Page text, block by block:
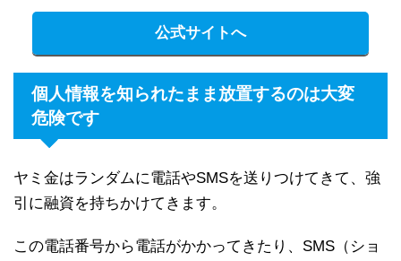
公式サイトへ
個人情報を知られたまま放置するのは大変
危険です
ヤミ金はランダムに電話やSMSを送りつけてきて、強
引に融資を持ちかけてきます。
この電話番号から電話がかかってきたり、SMS（ショ